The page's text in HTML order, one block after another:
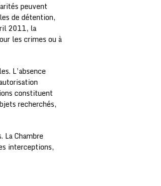
peuvent
de détention,
2011, la
les crimes ou à
L’absence
constituent
recherchés,
Chambre
interceptions,